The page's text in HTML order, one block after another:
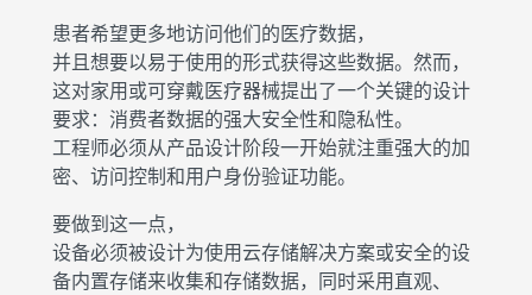
患者希望更多地访问他们的医疗数据，
并且想要以易于使用的形式获得这些数据。然而，
这对家用或可穿戴医疗器械提出了一个关键的设计
要求：消费者数据的强大安全性和隐私性。
工程师必须从产品设计阶段一开始就注重强大的加
密、访问控制和用户身份验证功能。
要做到这一点，
设备必须被设计为使用云存储解决方案或安全的设
备内置存储来收集和存储数据，同时采用直观、